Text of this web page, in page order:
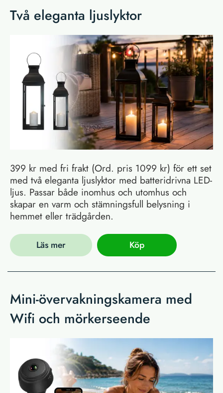
Två eleganta ljuslyktor
399 kr med fri frakt (Ord. pris 1099 kr) för ett set
med två eleganta ljuslyktor med batteridrivna LED-
ljus. Passar både inomhus och utomhus och
skapar en varm och stämningsfull belysning i
hemmet eller trädgården.
Läs mer Köp
Mini-övervakningskamera med
Wifi och mörkerseende